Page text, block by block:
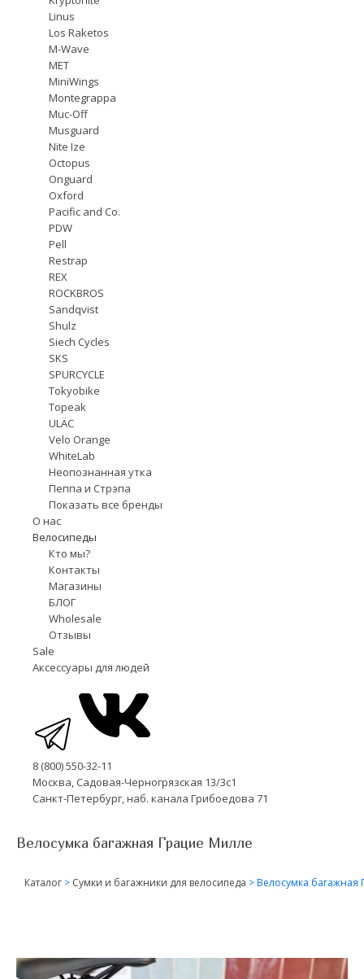
Linus
Los Raketos
M-Wave
MET
MiniWings
Montegrappa
Muc-Off
Musguard
Nite Ize
Octopus
Onguard
Oxford
Pacific and Co.
PDW
Pell
Restrap
REX
ROCKBROS
Sandqvist
Shulz
Siech Cycles
SKS
SPURCYCLE
Tokyobike
Topeak
ULÄC
Velo Orange
WhiteLab
Неопознанная утка
Пеппа и Стрэпа
Показать все бренды
О нас
Велосипеды
Кто мы?
Контакты
Магазины
БЛОГ
Wholesale
Отзывы
Sale
Аксессуары для людей
8 (800) 550-32-11
Москва, Садовая-Черногрязская 13/3с1
Санкт-Петербург, наб. канала Грибоедова 71
Велосумка багажная Грацие Милле
Каталог > Сумки и багажники для велосипеда >Велосумка багажная